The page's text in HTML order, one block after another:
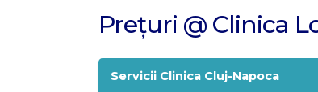
Prețuri @ Clinica
Servicii Clinica Cluj-Napoca